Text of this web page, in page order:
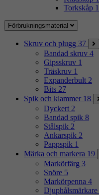
Torkskåp 1
Förbrukningsmaterial
Skruv och plugg 37
Bandad skruv 4
Gipsskruv 1
Träskruv 1
Expanderbult 2
Bits 27
Spik och klammer 18
Dyckert 2
Bandad spik 8
Stålspik 2
Ankarspik 2
Pappspik 1
Märka och markera 19
Markörfärg 3
Snöre 5
Markörpenna 4
Djuphålsmärkare